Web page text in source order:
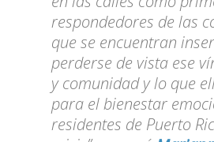
respondedores de las
que se encuentran
perderse de vista ese
y comunidad y lo que
para el bienestar
residentes de Puerto